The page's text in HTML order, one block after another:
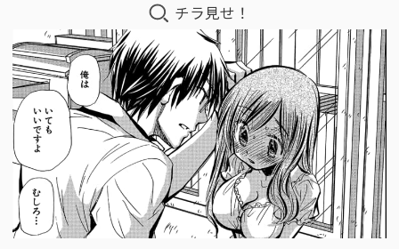
チラ見せ！